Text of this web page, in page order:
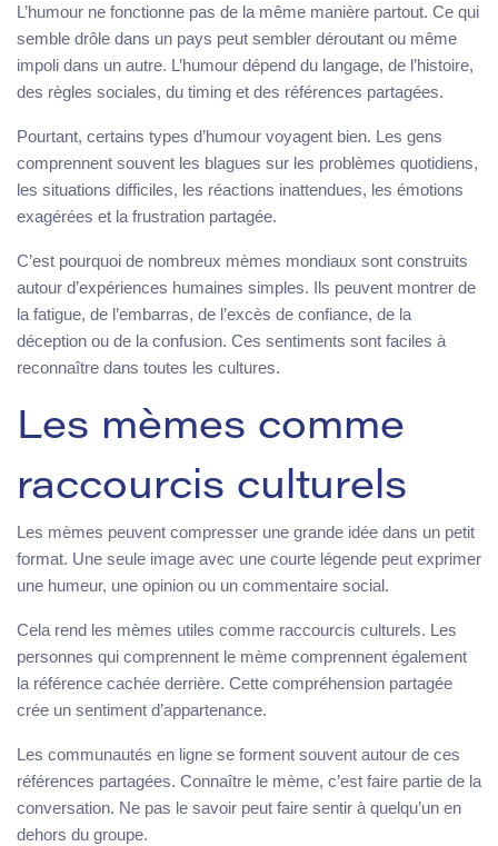
L’humour ne fonctionne pas de la même manière partout. Ce qui
semble drôle dans un pays peut sembler déroutant ou même
impoli dans un autre. L’humour dépend du langage, de l’histoire,
des règles sociales, du timing et des références partagées.
Pourtant, certains types d’humour voyagent bien. Les gens
comprennent souvent les blagues sur les problèmes quotidiens,
les situations difficiles, les réactions inattendues, les émotions
exagérées et la frustration partagée.
C’est pourquoi de nombreux mèmes mondiaux sont construits
autour d’expériences humaines simples. Ils peuvent montrer de
la fatigue, de l’embarras, de l’excès de confiance, de la
déception ou de la confusion. Ces sentiments sont faciles à
reconnaître dans toutes les cultures.
Les mèmes comme
raccourcis culturels
Les mèmes peuvent compresser une grande idée dans un petit
format. Une seule image avec une courte légende peut exprimer
une humeur, une opinion ou un commentaire social.
Cela rend les mèmes utiles comme raccourcis culturels. Les
personnes qui comprennent le mème comprennent également
la référence cachée derrière. Cette compréhension partagée
crée un sentiment d’appartenance.
Les communautés en ligne se forment souvent autour de ces
références partagées. Connaître le mème, c’est faire partie de la
conversation. Ne pas le savoir peut faire sentir à quelqu’un en
dehors du groupe.